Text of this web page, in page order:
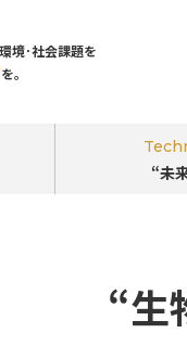
境･社会課題を
を。
“未
“
“生